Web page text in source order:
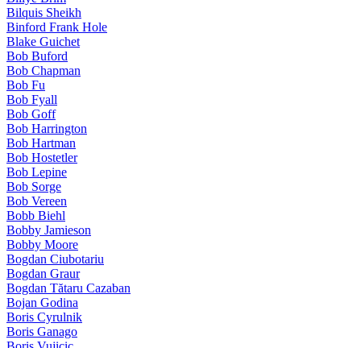
Bilquis Sheikh
Binford Frank Hole
Blake Guichet
Bob Buford
Bob Chapman
Bob Fu
Bob Fyall
Bob Goff
Bob Harrington
Bob Hartman
Bob Hostetler
Bob Lepine
Bob Sorge
Bob Vereen
Bobb Biehl
Bobby Jamieson
Bobby Moore
Bogdan Ciubotariu
Bogdan Graur
Bogdan Tătaru Cazaban
Bojan Godina
Boris Cyrulnik
Boris Ganago